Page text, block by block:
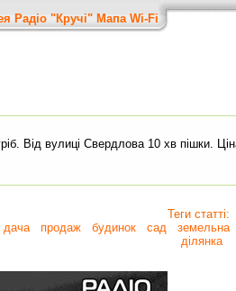
Радіо "Кручі" Мапа Wi-Fi
Від вулиці Свердлова 10 хв пішки.
Теги статті:
дача
продаж будинок сад
земельна
ділянка